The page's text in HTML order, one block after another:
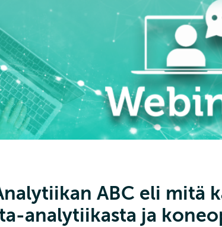
ABC eli mitä
analytiikasta ja